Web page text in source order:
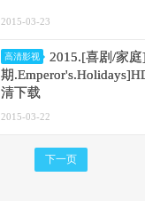
2015-03-23
高清影视
2015.[喜剧/家
期
清下载
2015-03-22
下一页